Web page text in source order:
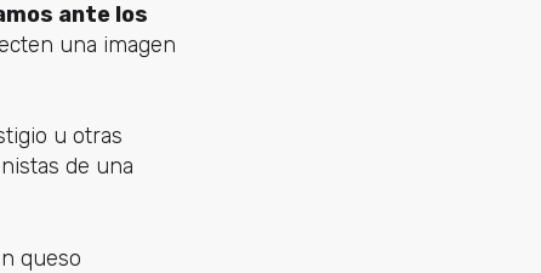
ante los
una imagen
u otras
de una
queso